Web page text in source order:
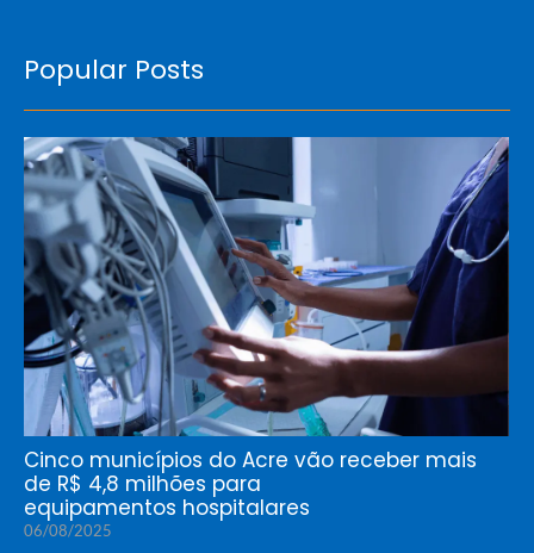
Popular Posts
Cinco municípios do Acre vão receber mais
de R$ 4,8 milhões para
equipamentos hospitalares
06/08/2025